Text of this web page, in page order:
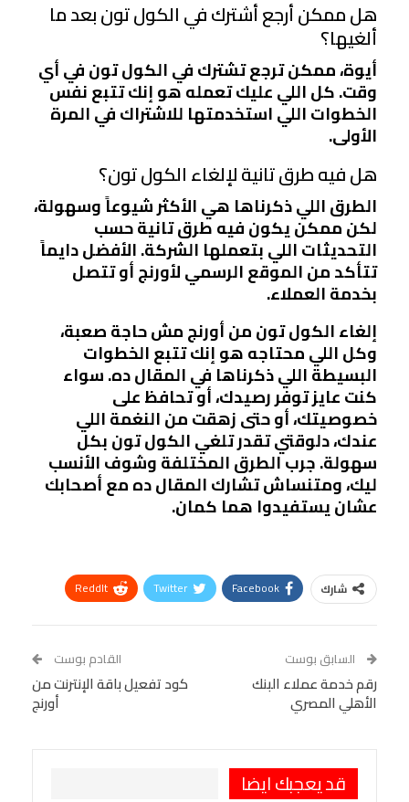
هل ممكن أرجع أشترك في الكول تون بعد ما
ألغيها؟
أيوة، ممكن ترجع تشترك في الكول تون في أي
وقت. كل اللي عليك تعمله هو إنك تتبع نفس
الخطوات اللي استخدمتها للاشتراك في المرة
الأولى.
هل فيه طرق تانية لإلغاء الكول تون؟
الطرق اللي ذكرناها هي الأكثر شيوعاً وسهولة،
لكن ممكن يكون فيه طرق تانية حسب
التحديثات اللي بتعملها الشركة. الأفضل دايماً
تتأكد من الموقع الرسمي لأورنج أو تتصل
بخدمة العملاء.
إلغاء الكول تون من أورنج مش حاجة صعبة،
وكل اللي محتاجه هو إنك تتبع الخطوات
البسيطة اللي ذكرناها في المقال ده. سواء
كنت عايز توفر رصيدك، أو تحافظ على
خصوصيتك، أو حتى زهقت من النغمة اللي
عندك، دلوقتي تقدر تلغي الكول تون بكل
سهولة. جرب الطرق المختلفة وشوف الأنسب
ليك، ومتنساش تشارك المقال ده مع أصحابك
عشان يستفيدوا هما كمان.
شارك Facebook
Twitter
ReddIt
Tumblr
البريد الإلكتروني
StumbleUpon
VK
Digg
السابق بوست
رقم خدمة عملاء البنك
الأهلي المصري
القادم بوست
كود تفعيل باقة الإنترنت من
أورنج
قد يعجبك ايضا